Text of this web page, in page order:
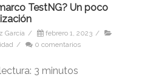
TestNG? Un poco
García / febrero 1, 2023 /
/ 0 comentarios
3 minutos